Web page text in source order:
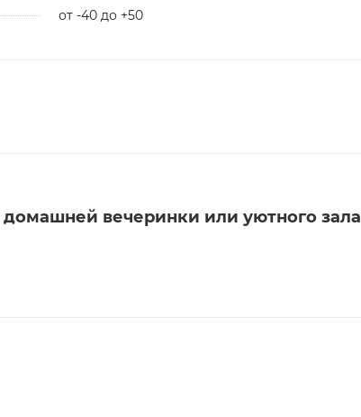
от -40 до +50
вечеринки или уютного зала